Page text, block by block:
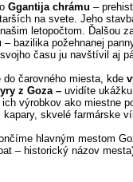
Ggantija chrámu –
na svete. Jeho
letopočtom. Ďalšou
– bazilika požehnanej
času ju navštívil aj
do čarovného miesta, kde
z Goza – uvidíte
výrobkov ako miestne
skvelé farmárske
hlavným mestom
– historický názov